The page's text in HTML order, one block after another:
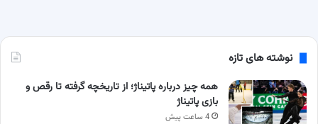
نوشته های تازه
همه چیز درباره پاتیناژ؛ از تاریخچه گرفته تا رقص و
بازی پاتیناژ
4 ساعت پیش